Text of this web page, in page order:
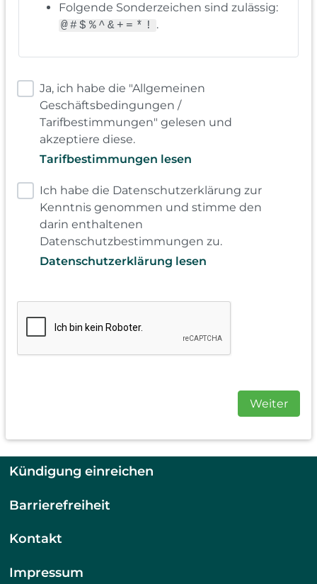
Folgende Sonderzeichen sind zulässig:
@#$%^&+=*! .
Ja, ich habe die "Allgemeinen
Geschäftsbedingungen /
Tarifbestimmungen" gelesen und
akzeptiere diese.
Tarifbestimmungen lesen
Ich habe die Datenschutzerklärung zur
Kenntnis genommen und stimme den
darin enthaltenen
Datenschutzbestimmungen zu.
Datenschutzerklärung lesen
Weiter
Kündigung einreichen
Barrierefreiheit
Kontakt
Impressum